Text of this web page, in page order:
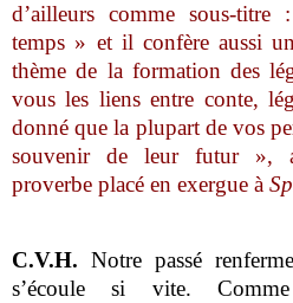
d’ailleurs comme sous-
temps » et il confère aussi
thème de la formation des
vous les liens entre conte,
donné que la plupart de vos
souvenir de leur futur »,
proverbe placé en exergue à
C.V.H. Notre passé
s’écoule si vite.